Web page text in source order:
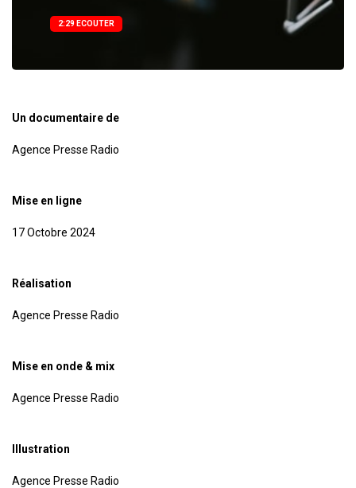
2:29 ECOUTER
Un documentaire de
Agence Presse Radio
Mise en ligne
17 Octobre 2024
Réalisation
Agence Presse Radio
Mise en onde & mix
Agence Presse Radio
Illustration
Agence Presse Radio